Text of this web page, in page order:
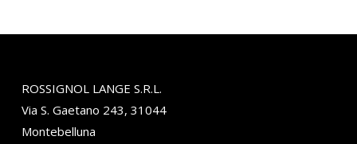
ROSSIGNOL LANGE S.R.L.
Via S. Gaetano 243, 31044
Montebelluna